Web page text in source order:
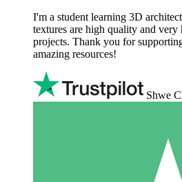
I'm a student learning 3D
textures are high quality and
projects. Thank you for
amazing resources!
Shwe